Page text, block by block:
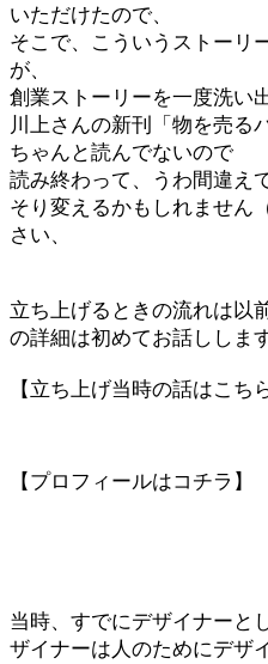
いただけたので、
そこで、こういうストーリ
が、
創業ストーリーを一度洗い
川上さんの新刊「物を売る
ちゃんと読んでないので
読み終わって、うわ間違え
そり変えるかもしれません
さい、
立ち上げるときの流れは以
の詳細は初めてお話しします
【立ち上げ当時の話はこち
【プロフィールはコチラ】
当時、すでにデザイナーと
ザイナーは人のためにデザ